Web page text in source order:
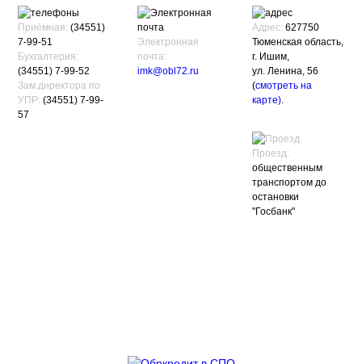
Приёмная: (34551)
7-99-51
Бухгалтерия:
(34551) 7-99-52
Зам.директора по
УПР: (34551) 7-99-
57
Электронная
почта:
imk@obl72.ru
Адрес:627750
Тюменская область,
г. Ишим,
ул. Ленина, 56
(смотреть на
карте).
Проезд:
общественным
транспортом до
остановки
"Госбанк"